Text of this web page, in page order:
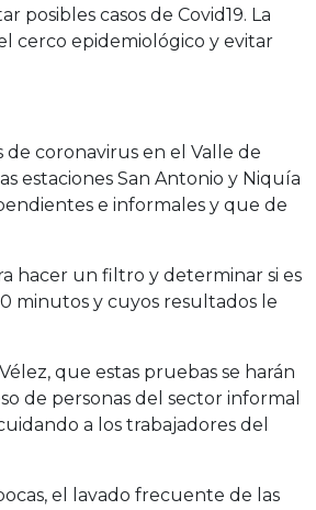
posibles casos de Covid19. La
cerco epidemiológico y evitar
coronavirus en el Valle de
estaciones San Antonio y Niquía
e informales y que de
hacer un filtro y determinar si es
minutos y cuyos resultados le
que estas pruebas se harán
de personas del sector informal
a los trabajadores del
el lavado frecuente de las